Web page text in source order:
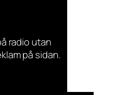
radio utan
på sidan.